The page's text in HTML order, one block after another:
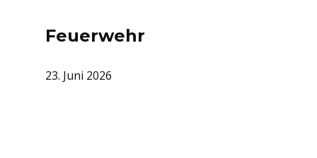
Feuerwehr
23. Juni 2026